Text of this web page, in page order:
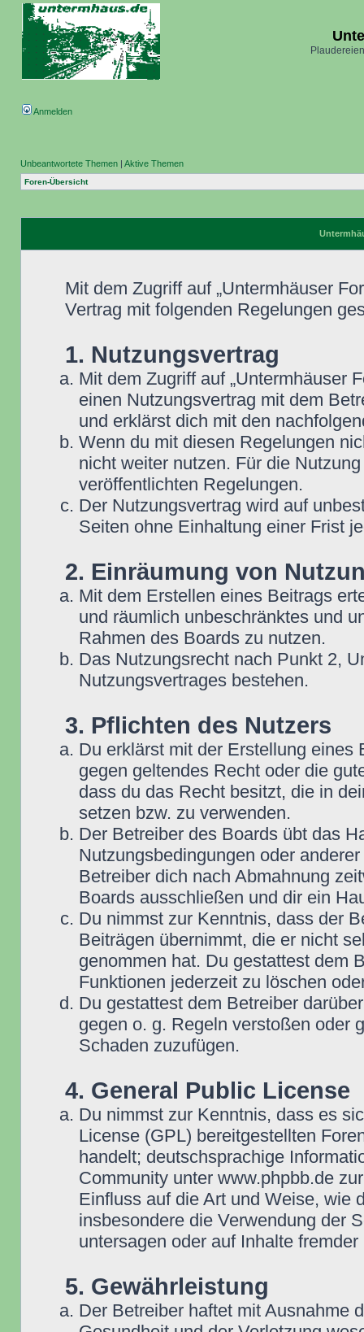
Anmelden
Unbeantwortete Themen | Aktive Themen
Foren-Übersicht
Mit dem Zugriff auf „Untermhäuser
Vertrag mit folgenden Regelungen
1. Nutzungsvertrag
Mit dem Zugriff auf „Untermhäuser
einen Nutzungsvertrag mit dem
und erklärst dich mit den
Wenn du mit diesen Regelungen
nicht weiter nutzen. Für die
veröffentlichten Regelungen.
Der Nutzungsvertrag wird auf
Seiten ohne Einhaltung einer Frist
2. Einräumung von
Mit dem Erstellen eines Beitrags
und räumlich unbeschränktes und
Rahmen des Boards zu nutzen.
Das Nutzungsrecht nach Punkt 2,
Nutzungsvertrages bestehen.
3. Pflichten des Nutzers
Du erklärst mit der Erstellung eines
gegen geltendes Recht oder die
dass du das Recht besitzt, die in
setzen bzw. zu verwenden.
Der Betreiber des Boards übt das
Nutzungsbedingungen oder
Betreiber dich nach Abmahnung
Boards ausschließen und dir ein
Du nimmst zur Kenntnis, dass der
Beiträgen übernimmt, die er nicht
genommen hat. Du gestattest dem
Funktionen jederzeit zu löschen
Du gestattest dem Betreiber
gegen o. g. Regeln verstoßen oder
Schaden zuzufügen.
4. General Public License
Du nimmst zur Kenntnis, dass es
License (GPL) bereitgestellten
handelt; deutschsprachige
Community unter www.phpbb.de
Einfluss auf die Art und Weise, wie
insbesondere die Verwendung der
untersagen oder auf Inhalte
5. Gewährleistung
Der Betreiber haftet mit Ausnahme